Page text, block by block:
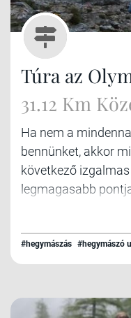
Túra az
31.12 Km
Ha nem a
bennünket, akkor
következő
legmagasabb
kényelmesebb 2
#hegymászás #hegymászó